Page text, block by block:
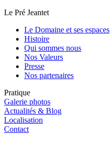
Le Pré Jeantet
Le Domaine et ses espaces
Histoire
Qui sommes nous
Nos Valeurs
Presse
Nos partenaires
Pratique
Galerie photos
Actualités & Blog
Localisation
Contact